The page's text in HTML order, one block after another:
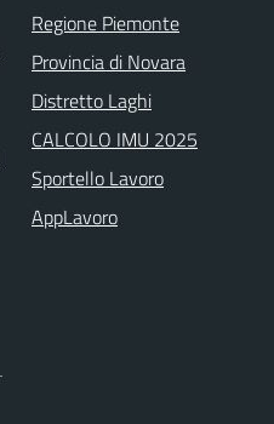
Regione Piemonte
Provincia di Novara
Distretto Laghi
CALCOLO IMU 2025
Sportello Lavoro
AppLavoro